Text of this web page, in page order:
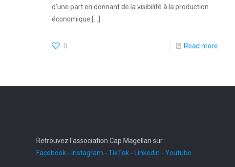
d’une part en donnant de la visibilité à la production
économique
0 Read more
Retrouvez l'association Cap Magellan sur :
Facebook - Instagram - TikTok - Linkedin - Youtube